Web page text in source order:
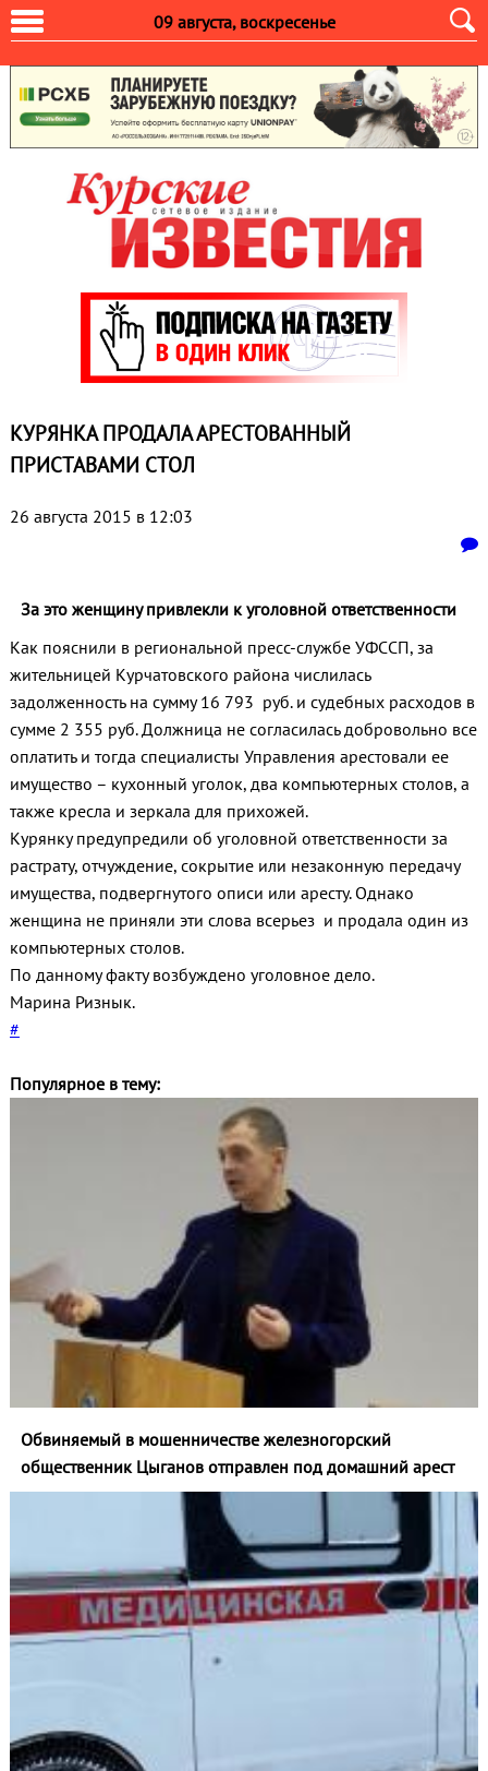
09 августа, воскресенье
КУРЯНКА ПРОДАЛА АРЕСТОВАННЫЙ
ПРИСТАВАМИ СТОЛ
26 августа 2015 в 12:03
За это женщину привлекли к уголовной ответственности
Как пояснили в региональной пресс-службе УФССП, за
жительницей Курчатовского района числилась
задолженность на сумму 16 793 руб. и судебных расходов в
сумме 2 355 руб. Должница не согласилась добровольно все
оплатить и тогда специалисты Управления арестовали ее
имущество – кухонный уголок, два компьютерных столов, а
также кресла и зеркала для прихожей.
Курянку предупредили об уголовной ответственности за
растрату, отчуждение, сокрытие или незаконную передачу
имущества, подвергнутого описи или аресту. Однако
женщина не приняли эти слова всерьез и продала один из
компьютерных столов.
По данному факту возбуждено уголовное дело.
Марина Ризнык.
#
Популярное в тему:
Обвиняемый в мошенничестве железногорский
общественник Цыганов отправлен под домашний арест